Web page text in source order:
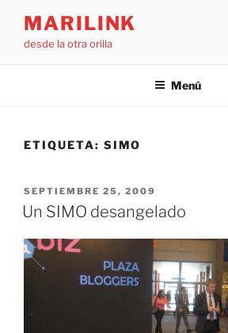
contenido
MARILINK
desde la otra orilla
Menú
ETIQUETA: SIMO
PUBLICADO
EL
SEPTIEMBRE 25, 2009
Un SIMO desangelado